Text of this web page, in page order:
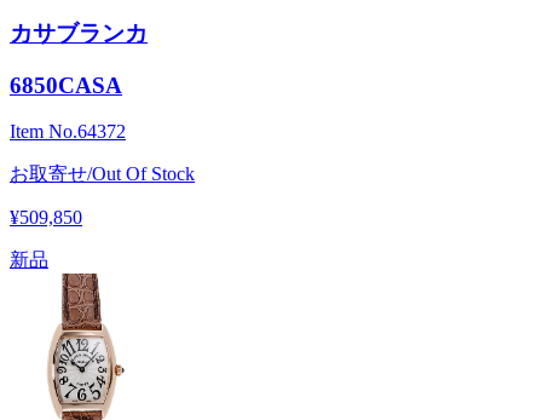
カサブランカ
6850CASA
Item No.64372
お取寄せ/Out Of Stock
¥509,850
新品